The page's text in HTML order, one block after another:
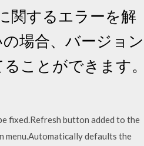
関するエラーを解
場合、バージョン
ことができます。
fixed.Refresh button added to the
menu.Automatically defaults the